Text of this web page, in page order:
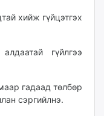
хийж гүйцэтгэх
гүйлгээ
гадаад төлбөр
сэргийлнэ.